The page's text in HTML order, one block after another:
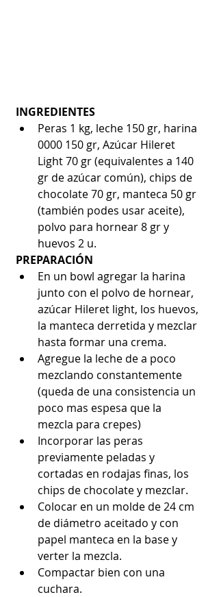
INGREDIENTES
Peras 1 kg, leche 150 gr, harina
0000 150 gr, Azúcar Hileret
Light 70 gr (equivalentes a 140
gr de azúcar común), chips de
chocolate 70 gr, manteca 50 gr
(también podes usar aceite),
polvo para hornear 8 gr y
huevos 2 u.
PREPARACIÓN
En un bowl agregar la harina
junto con el polvo de hornear,
azúcar Hileret light, los huevos,
la manteca derretida y mezclar
hasta formar una crema.
Agregue la leche de a poco
mezclando constantemente
(queda de una consistencia un
poco mas espesa que la
mezcla para crepes)
Incorporar las peras
previamente peladas y
cortadas en rodajas finas, los
chips de chocolate y mezclar.
Colocar en un molde de 24 cm
de diámetro aceitado y con
papel manteca en la base y
verter la mezcla.
Compactar bien con una
cuchara.